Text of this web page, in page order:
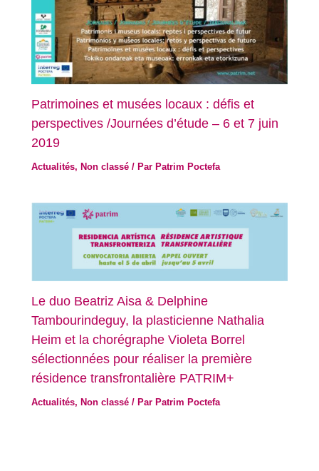
Patrimoines et musées locaux : défis et
perspectives /Journées d’étude – 6 et 7 juin
2019
Actualités, Non classé / Par Patrim Poctefa
Le duo Beatriz Aisa & Delphine
Tambourindeguy, la plasticienne Nathalia
Heim et la chorégraphe Violeta Borrel
sélectionnées pour réaliser la première
résidence transfrontalière PATRIM+
Actualités, Non classé / Par Patrim Poctefa